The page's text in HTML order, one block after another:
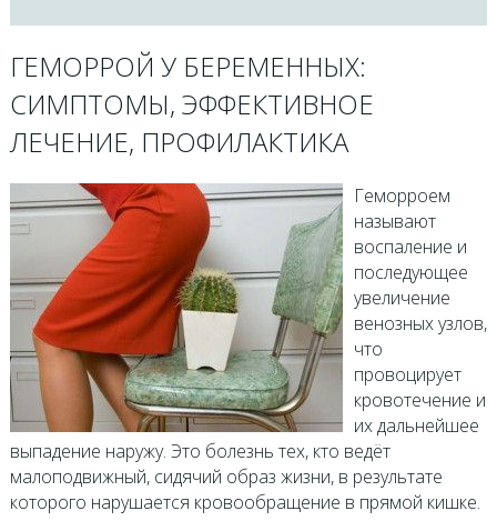
ГЕМОРРОЙ У БЕРЕМЕННЫХ:
СИМПТОМЫ, ЭФФЕКТИВНОЕ
ЛЕЧЕНИЕ, ПРОФИЛАКТИКА
Геморроем
называют
воспаление и
последующее
увеличение
венозных узлов,
что
провоцирует
кровотечение и
их дальнейшее
выпадение наружу. Это болезнь тех, кто ведёт
малоподвижный, сидячий образ жизни, в результате
которого нарушается кровообращение в прямой кишке.